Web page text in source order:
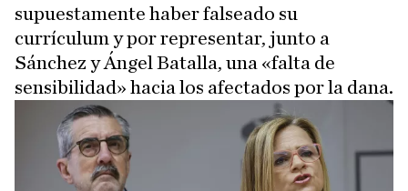
supuestamente haber falseado su
currículum y por representar, junto a
Sánchez y Ángel Batalla, una «falta de
sensibilidad» hacia los afectados por la dana.